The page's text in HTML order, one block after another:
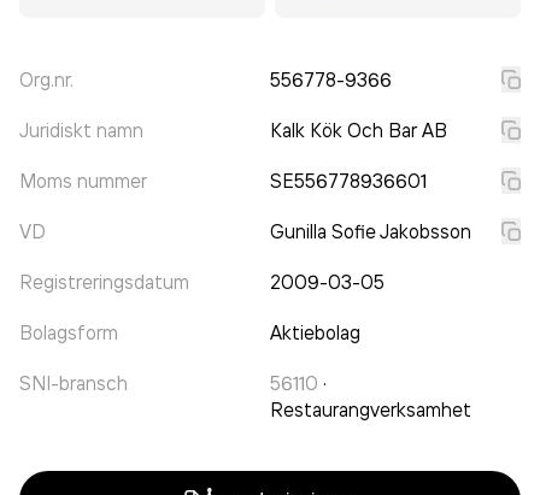
Org.nr. 556778-9366
Juridiskt namn Kalk Kök Och Bar AB
Moms nummer SE556778936601
VD Gunilla Sofie Jakobsson
Registreringsdatum 2009-03-05
Bolagsform Aktiebolag
SNI-bransch 56110 ·
Restaurangverksamhet